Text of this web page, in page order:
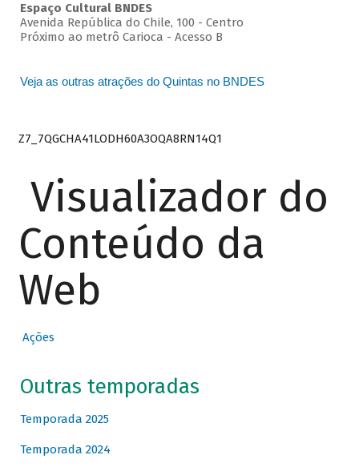
Espaço Cultural BNDES
Avenida República do Chile, 100 - Centro
Próximo ao metrô Carioca - Acesso B
Veja as outras atrações do Quintas no BNDES
Z7_7QGCHA41LODH60A3OQA8RN14Q1
Visualizador do
Conteúdo da
Web
Ações
Outras temporadas
Temporada 2025
Temporada 2024